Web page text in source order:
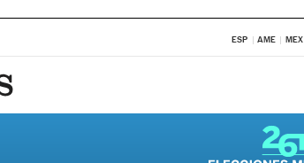
ESP AME MEX